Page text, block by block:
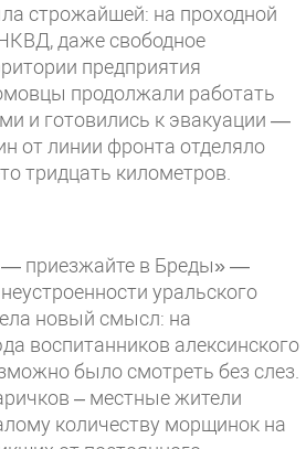
строжайшей: на проходной
даже свободное
предприятия
продолжали работать
и готовились к эвакуации —
от линии фронта отделяло
тридцать километров.
— приезжайте в Бреды» —
уральского
новый смысл: на
воспитанников алексинского
было смотреть без слез.
– местные жители
количеству морщинок на